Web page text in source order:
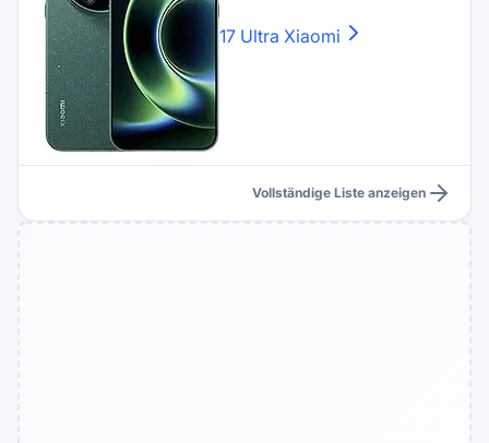
17 Ultra Xiaomi
Vollständige Liste anzeigen